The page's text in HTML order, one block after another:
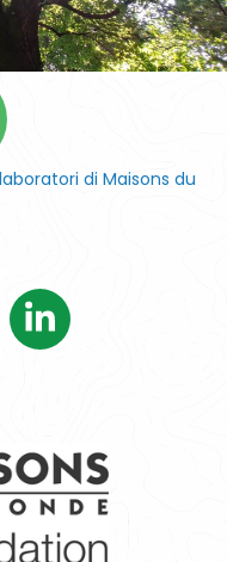
di Maisons du